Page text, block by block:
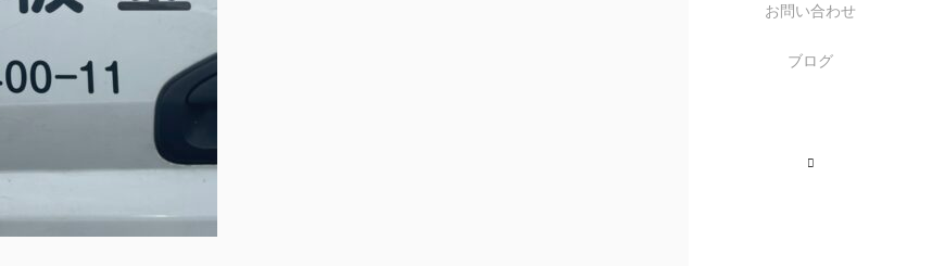
お問い合わせ
ブログ